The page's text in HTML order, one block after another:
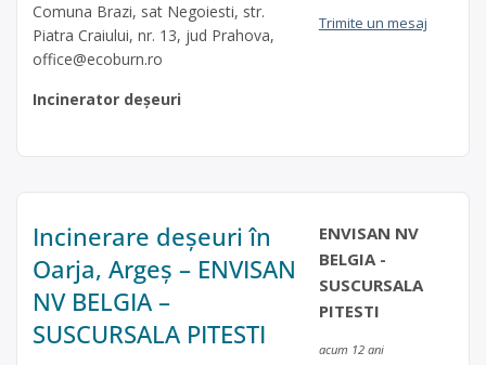
Comuna Brazi, sat Negoiesti, str.
Piatra Craiului, nr. 13, jud Prahova,
office@ecoburn.ro
Incinerator deșeuri
Trimite un mesaj
Incinerare deșeuri în
Oarja, Argeș – ENVISAN
NV BELGIA –
SUSCURSALA PITESTI
ENVISAN NV
BELGIA -
SUSCURSALA
PITESTI
acum 12 ani